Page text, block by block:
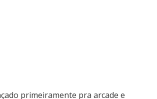
primeiramente pra arcade e